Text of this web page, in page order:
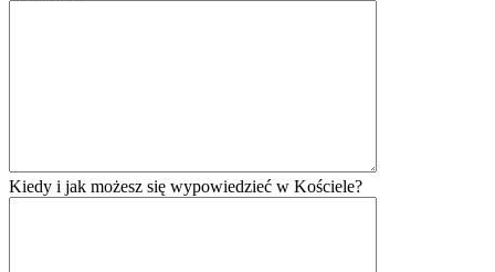
Kiedy i jak możesz się wypowiedzieć w Kościele?